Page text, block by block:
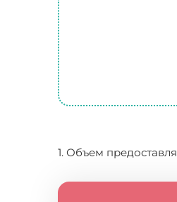
1. Объем